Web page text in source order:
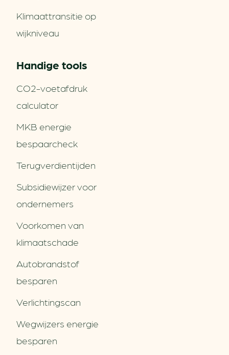
Klimaattransitie op
wijkniveau
Handige tools
CO2-voetafdruk
calculator
MKB energie
bespaarcheck
Terugverdien­tijden
Subsidiewijzer voor
ondernemers
Voorkomen van
klimaatschade
Autobrandstof
besparen
Verlichtingscan
Wegwijzers energie
besparen